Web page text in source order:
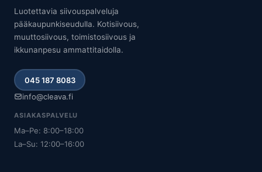
Luotettavia siivouspalveluja
pääkaupunkiseudulla. Kotisiivous,
muuttosiivous, toimistosiivous ja
ikkunanpesu ammattitaidolla.
045 187 8083
info@cleava.fi
ASIAKASPALVELU
Ma–Pe: 8:00–18:00
La–Su: 12:00–16:00